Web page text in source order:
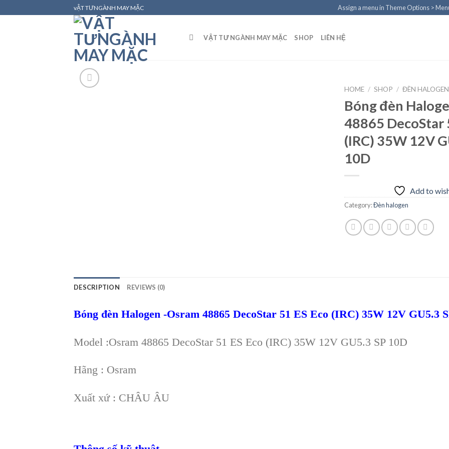
to
vẬT TƯNGÀNH MAY MẶC Assign a menu in Theme Options >
VẬT TƯ NGÀNH MAY MẶC SHOP LIÊN HỆ
HOME / SHOP / ĐÈN HALOGEN
Bóng đèn
48865 DecoStar
(IRC) 35W 12V
10D
Add to
Category:Đèn halogen
DESCRIPTION REVIEWS (0)
Bóng đèn Halogen -Osram 48865 DecoStar 51 ES Eco (IRC) 35W 12V GU5.3
Model :Osram 48865 DecoStar 51 ES Eco (IRC) 35W 12V GU5.3 SP 10D
Hãng : Osram
Xuất xứ : CHÂU ÂU